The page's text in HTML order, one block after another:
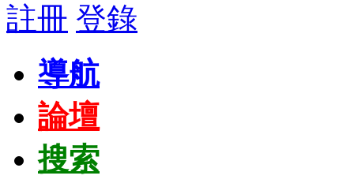
註冊 登錄
導航
論壇
搜索